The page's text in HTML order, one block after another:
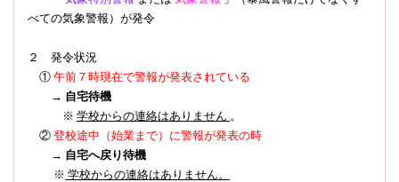
べての気象警報） が発令
２ 発令状況
① 午前７時現在で警報が発表されている
→ 自宅待機
※ 学校からの連絡はありません 。
② 登校途中（始業まで）に警報が発表の時
→ 自宅へ戻り待機
※ 学校からの連絡はありません。